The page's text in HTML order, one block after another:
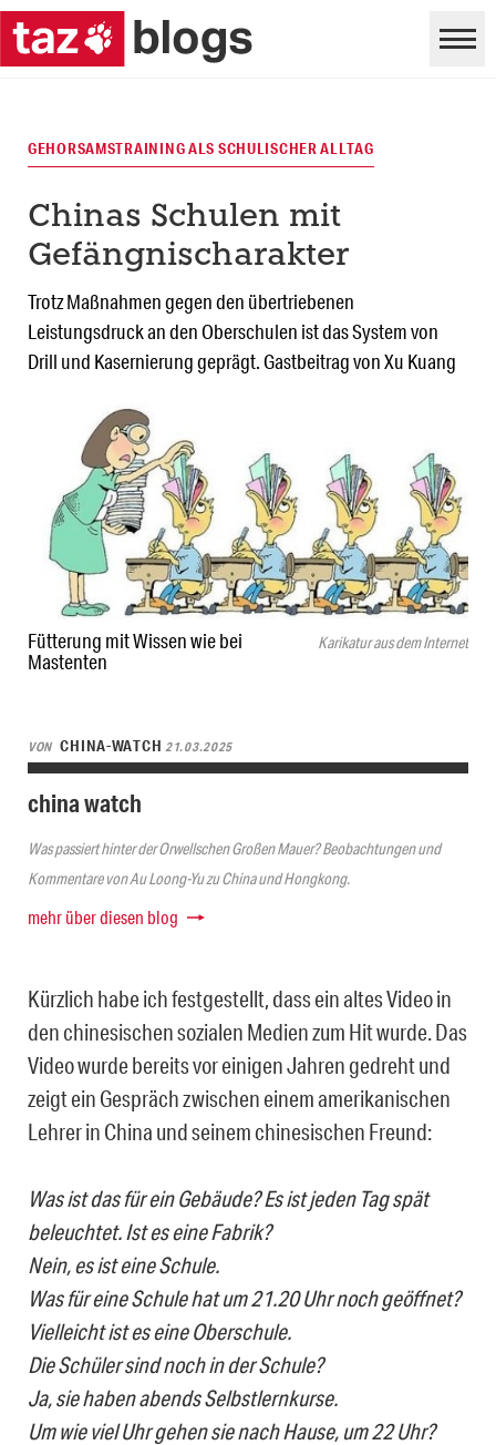
Fütterung mit Wissen wie bei
Mastenten
Karikatur aus dem Internet
GEHORSAMSTRAINING ALS SCHULISCHER ALLTAG
Chinas Schulen mit
Gefängnischarakter
Trotz Maßnahmen gegen den übertriebenen
Leistungsdruck an den Oberschulen ist das System von
Drill und Kasernierung geprägt. Gastbeitrag von Xu Kuang
VON CHINA-WATCH 21.03.2025
china watch
Was passiert hinter der Orwellschen Großen Mauer? Beobachtungen und
Kommentare von Au Loong-Yu zu China und Hongkong.
mehr über diesen blog
Kürzlich habe ich festgestellt, dass ein altes Video in
den chinesischen sozialen Medien zum Hit wurde. Das
Video wurde bereits vor einigen Jahren gedreht und
zeigt ein Gespräch zwischen einem amerikanischen
Lehrer in China und seinem chinesischen Freund:
Was ist das für ein Gebäude? Es ist jeden Tag spät
beleuchtet. Ist es eine Fabrik?
Nein, es ist eine Schule.
Was für eine Schule hat um 21.20 Uhr noch geöffnet?
Vielleicht ist es eine Oberschule.
Die Schüler sind noch in der Schule?
Ja, sie haben abends Selbstlernkurse.
Um wie viel Uhr gehen sie nach Hause, um 22 Uhr?